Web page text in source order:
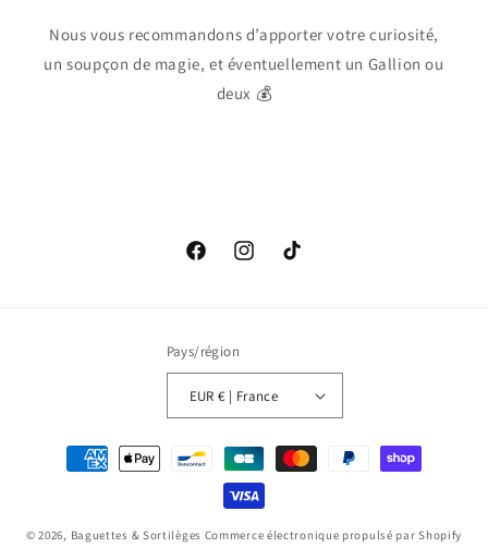
Nous vous recommandons d’apporter votre curiosité,
un soupçon de magie, et éventuellement un Gallion ou
deux 💰
FacebookInstagramTikTok
Pays/région
EUR € | France
Moyens
© 2026, Baguettes & Sortilèges Commerce électronique propulsé par Shopify